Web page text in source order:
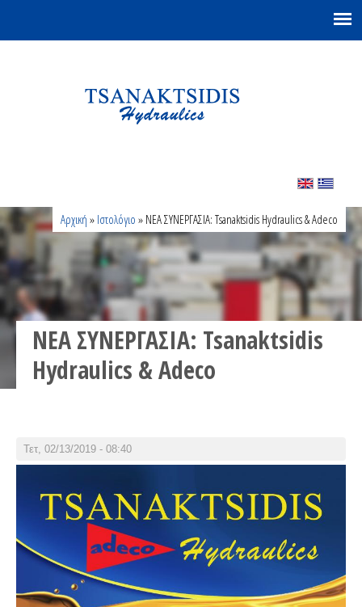
Είστε εδώΑρχική » Ιστολόγιο » ΝΕΑ ΣΥΝΕΡΓΑΣΙΑ: Tsanaktsidis Hydraulics & Adeco
ΝΕΑ ΣΥΝΕΡΓΑΣΙΑ: Tsanaktsidis
Hydraulics & Adeco
Τετ, 02/13/2019 - 08:40